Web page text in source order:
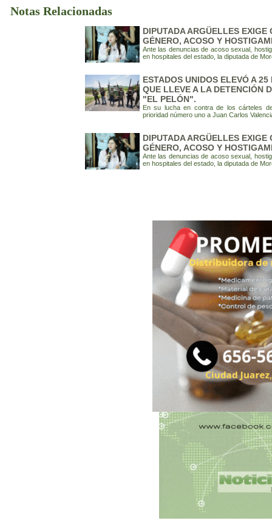
Notas Relacionadas
DIPUTADA ARGÜELLES EXIGE
GÉNERO, ACOSO Y
Ante las denuncias de acoso sexual,
en hospitales del estado, la diputada de
ESTADOS UNIDOS ELEVÓ A
QUE LLEVE A LA DETENCIÓN
"EL PELÓN".
En su lucha en contra de los cárteles
prioridad número uno a Juan Carlos
DIPUTADA ARGÜELLES EXIGE
GÉNERO, ACOSO Y
Ante las denuncias de acoso sexual,
en hospitales del estado, la diputada de